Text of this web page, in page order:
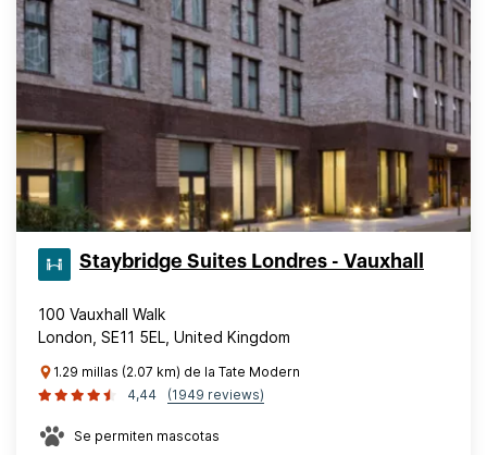
Staybridge Suites Londres - Vauxhall
100 Vauxhall Walk
London, SE11 5EL, United Kingdom
1.29 millas (2.07 km) de la Tate Modern
4,44
(1949 reviews)
Se permiten mascotas